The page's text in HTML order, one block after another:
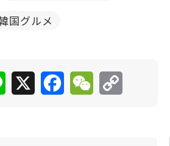
国グルメ
Line FacebookWeChat